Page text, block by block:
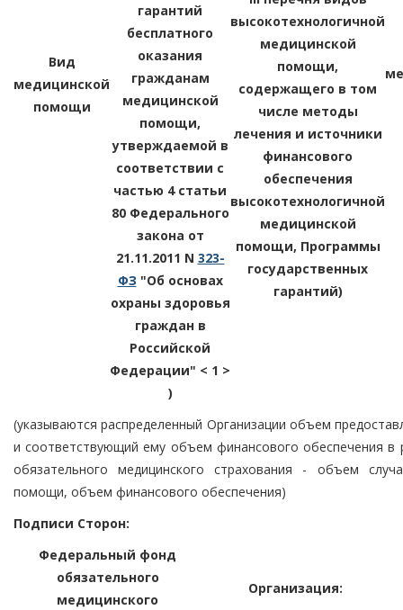
Вид
медицинской
помощи
гарантий
бесплатного
оказания
гражданам
медицинской
помощи,
утверждаемой в
соответствии с
частью 4 статьи
80 Федерального
закона от
21.11.2011 N 323-
ФЗ "Об основах
охраны здоровья
граждан в
Российской
Федерации" < 1 >
)
высокотехнологичной
медицинской
помощи,
содержащего в том
числе методы
лечения и источники
финансового
обеспечения
высокотехнологичной
медицинской
помощи, Программы
государственных
гарантий)
(указываются распределенный Организации объем
и соответствующий ему объем финансового обеспечения в
обязательного медицинского страхования - объем
помощи, объем финансового обеспечения)
Подписи Сторон:
Федеральный фонд
обязательного
медицинского
Организация: